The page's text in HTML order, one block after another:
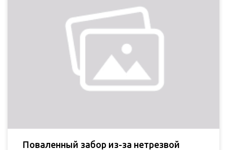
Поваленный забор из-за нетрезвой